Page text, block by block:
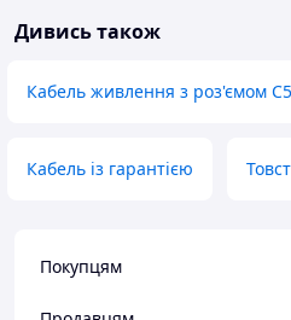
Дивись також
Кабель живлення з роз'ємом C5
Кабель із гарантією
Покупцям